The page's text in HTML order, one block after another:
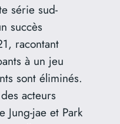
série sud-
succès
racontant
à un jeu
sont éliminés.
acteurs
Jung-jae et Park